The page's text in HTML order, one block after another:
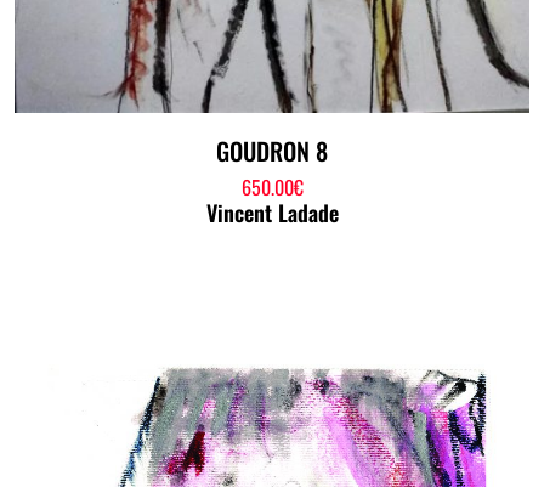
GOUDRON 8
650.00€
Vincent Ladade